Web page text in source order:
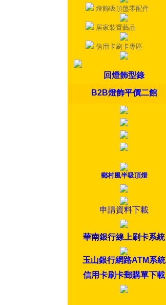
燈飾吸頂盤零配件
居家裝置藝品
信用卡刷卡專區
回燈飾型錄
B2B燈飾平價二館
鄉村風半吸頂燈
申請資料下載
華南銀行線上刷卡系統
玉山銀行網路ATM系統
信用卡刷卡郵購單下載